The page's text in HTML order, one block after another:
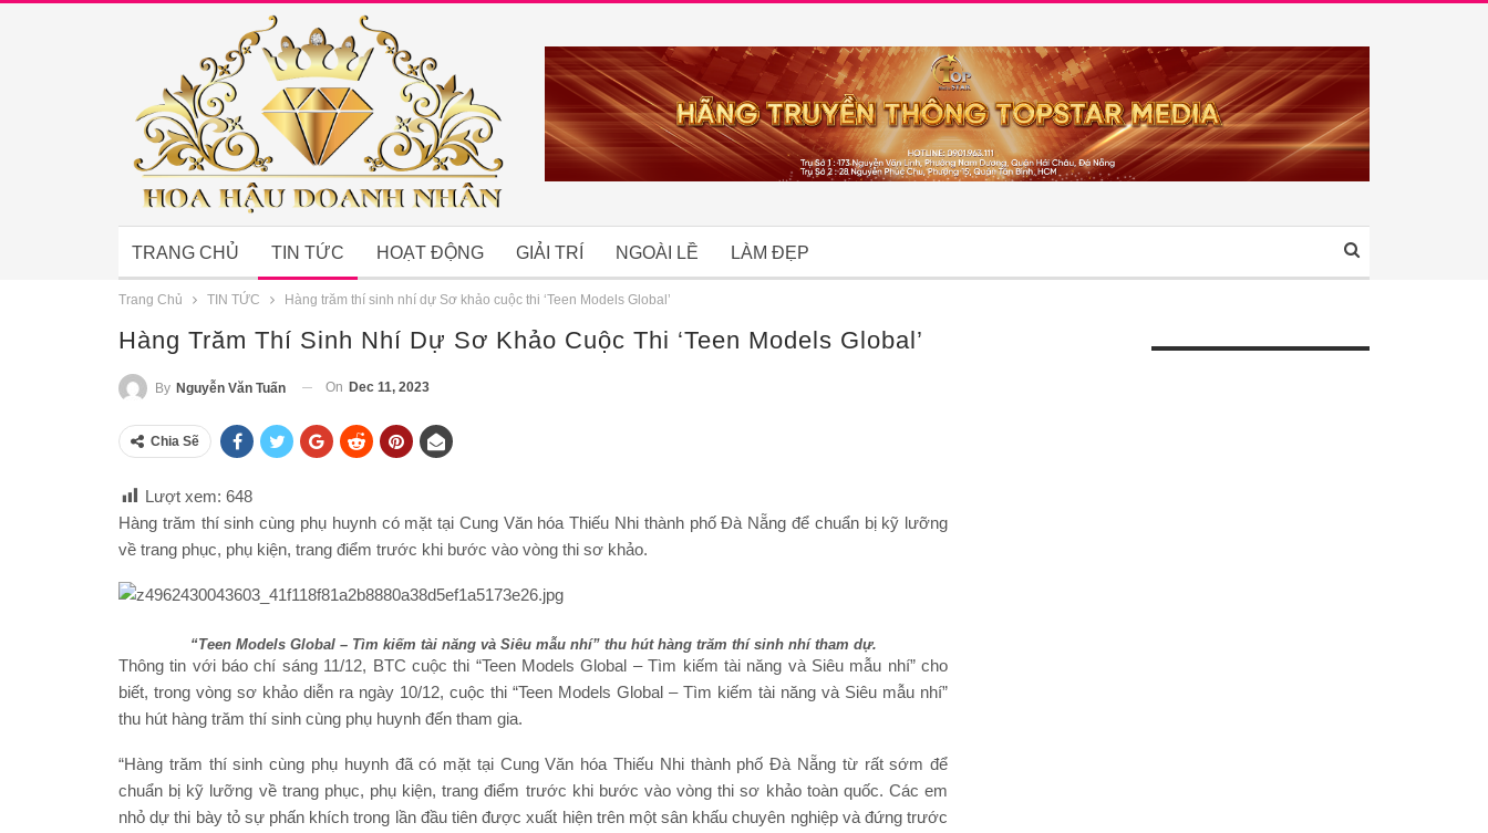
TRANG CHỦ TIN TỨC HOẠT ĐỘNG GIẢI TRÍ NGOÀI LỀ LÀM ĐẸP
Trang Chủ TIN TỨC Hàng trăm thí sinh nhí dự Sơ khảo cuộc thi ‘Teen Models Global’
Hàng Trăm Thí Sinh Nhí Dự Sơ Khảo Cuộc Thi ‘Teen Models Global’
By Nguyễn Văn Tuấn On Dec 11, 2023
Chia Sẽ
Lượt xem: 648
Hàng trăm thí sinh cùng phụ huynh có mặt tại Cung Văn hóa Thiếu Nhi thành phố Đà Nẵng để chuẩn bị kỹ lưỡng
về trang phục, phụ kiện, trang điểm trước khi bước vào vòng thi sơ khảo.
“Teen Models Global – Tìm kiếm tài năng và Siêu mẫu nhí” thu hút hàng trăm thí sinh nhí tham dự.
Thông tin với báo chí sáng 11/12, BTC cuộc thi “Teen Models Global – Tìm kiếm tài năng và Siêu mẫu nhí” cho
biết, trong vòng sơ khảo diễn ra ngày 10/12, cuộc thi “Teen Models Global – Tìm kiếm tài năng và Siêu mẫu nhí”
thu hút hàng trăm thí sinh cùng phụ huynh đến tham gia.
“Hàng trăm thí sinh cùng phụ huynh đã có mặt tại Cung Văn hóa Thiếu Nhi thành phố Đà Nẵng từ rất sớm để
chuẩn bị kỹ lưỡng về trang phục, phụ kiện, trang điểm trước khi bước vào vòng thi sơ khảo toàn quốc. Các em
nhỏ dự thi bày tỏ sự phấn khích trong lần đầu tiên được xuất hiện trên một sân khấu chuyên nghiệp và đứng trước